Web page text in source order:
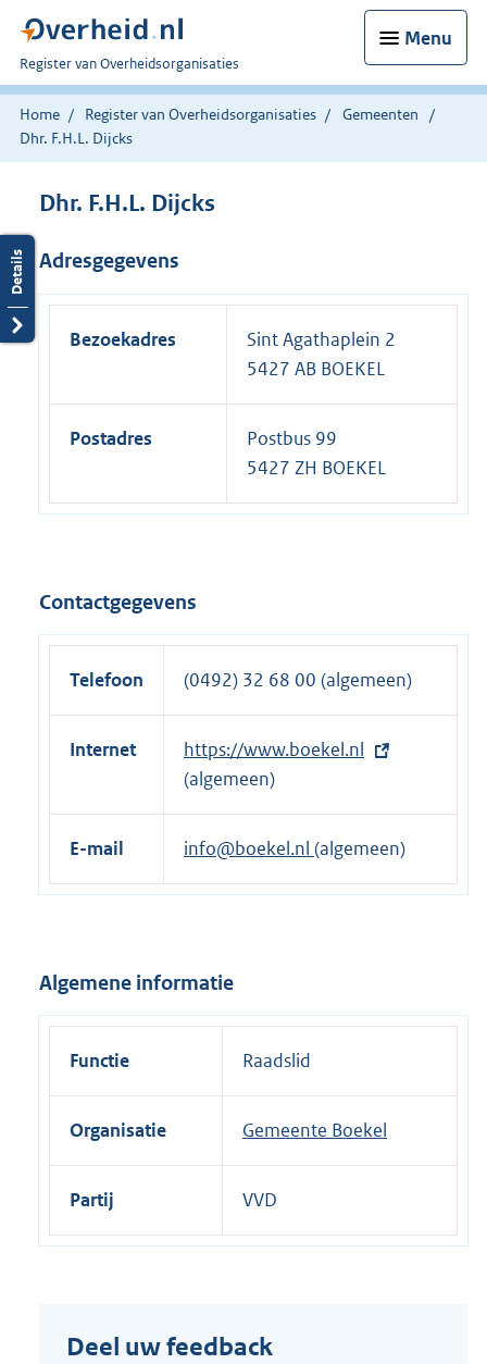
Menu
U
bent
nu
hier:
Register van Overheidsorganisaties
Home Register van Overheidsorganisaties
Gemeenten
Dhr. F.H.L. Dijcks
Dhr. F.H.L. Dijcks
Adresgegevens
Bezoekadres
Sint Agathaplein 2
5427 AB BOEKEL
Postadres
Postbus 99
5427 ZH BOEKEL
Contactgegevens
Telefoon (0492) 32 68 00 (algemeen)
Internet
E
x
t
e
n
i
n
https://www.boekel.nl
(algemeen)
E-mail info@boekel.nl (algemeen)
Algemene informatie
Functie Raadslid
Organisatie Gemeente Boekel
Partij VVD
Deel uw feedback